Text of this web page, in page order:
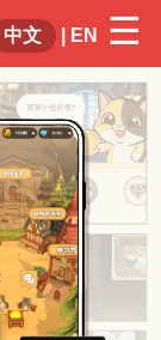
☰
中文 EN ×